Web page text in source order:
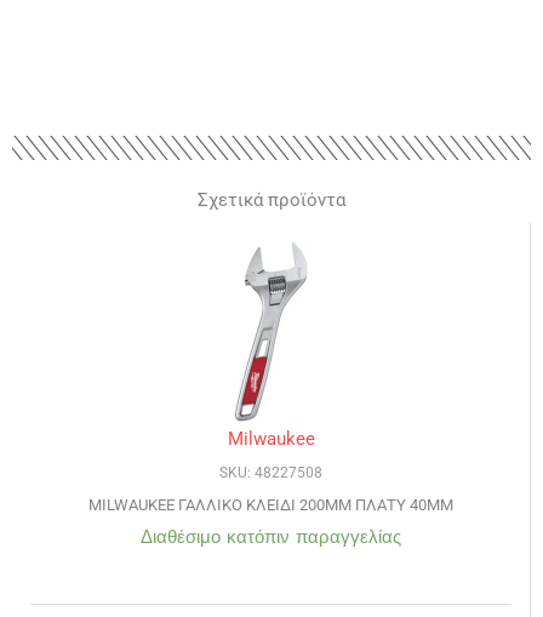
Σχετικά προϊόντα
Milwaukee
SKU: 48227508
MILWAUKEE ΓΑΛΛΙΚΟ ΚΛΕΙΔΙ 200MM ΠΛΑΤΥ 40MM
Διαθέσιμο κατόπιν παραγγελίας